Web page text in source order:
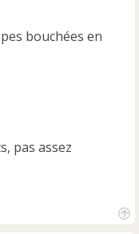
bouchées en
pas assez